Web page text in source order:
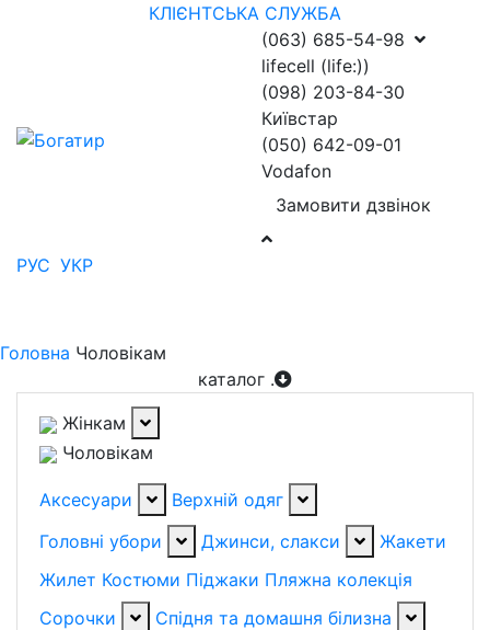
КЛІЄНТСЬКА СЛУЖБА
(063) 685-54-98
lifecell (life:))
(098) 203-84-30
Київстар
(050) 642-09-01
Vodafon
Замовити дзвінок
РУС УКР
Головна Чоловікам
каталог .
Жінкам
Чоловікам
Аксесуари
Верхній одяг
Головні убори
Джинси, слакси
Жакети
Жилет Костюми Піджаки Пляжна колекція
Сорочки
Спідня та домашня білизна